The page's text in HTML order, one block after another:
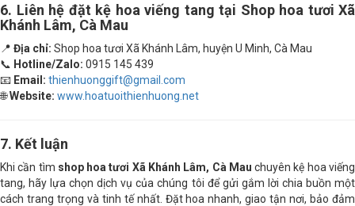
6. Liên hệ đặt kệ hoa viếng tang tại Shop hoa tươi Xã
Khánh Lâm, Cà Mau
📍 Địa chỉ: Shop hoa tươi Xã Khánh Lâm, huyện U Minh, Cà Mau
📞 Hotline/Zalo: 0915 145 439
📧 Email: thienhuonggift@gmail.com
🌐Website: www.hoatuoithienhuong.net
7. Kết luận
Khi cần tìm shop hoa tươi Xã Khánh Lâm, Cà Mau chuyên kệ hoa viếng
tang, hãy lựa chọn dịch vụ của chúng tôi để gửi gắm lời chia buồn một
cách trang trọng và tinh tế nhất. Đặt hoa nhanh, giao tận nơi, bảo đảm